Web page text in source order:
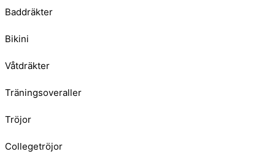
Baddräkter
Bikini
Våtdräkter
Träningsoveraller
Tröjor
Collegetröjor